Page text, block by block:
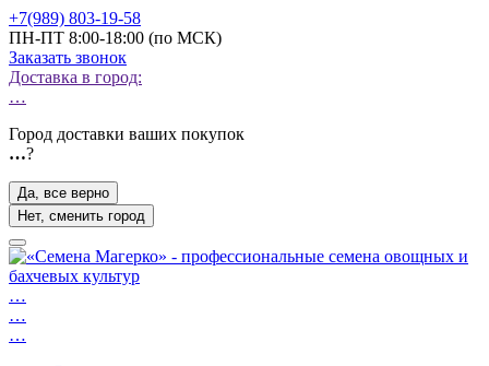
+7(989) 803-19-58
ПН-ПТ 8:00-18:00 (по МСК)
Заказать звонок
Доставка в город:
…
Город доставки ваших покупок
…?
Да, все верно
Нет, сменить город
…
…
…